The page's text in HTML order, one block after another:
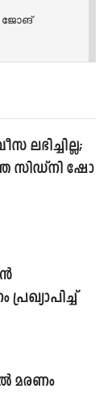
ജോങ്
ലഭിച്ചില്ല;
സിഡ്നി ഷോ
മരണം